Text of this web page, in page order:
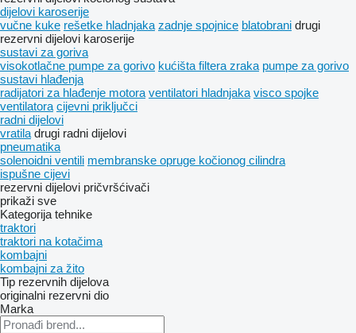
dijelovi karoserije
vučne kuke rešetke hladnjaka zadnje spojnice blatobrani drugi
rezervni dijelovi karoserije
sustavi za goriva
visokotlačne pumpe za gorivo kućišta filtera zraka pumpe za gorivo
sustavi hlađenja
radijatori za hlađenje motora ventilatori hladnjaka visco spojke
ventilatora cijevni priključci
radni dijelovi
vratila drugi radni dijelovi
pneumatika
solenoidni ventili membranske opruge kočionog cilindra
ispušne cijevi
rezervni dijelovi pričvršćivači
prikaži sve
Kategorija tehnike
traktori
traktori na kotačima
kombajni
kombajni za žito
Tip rezervnih dijelova
originalni rezervni dio
Marka